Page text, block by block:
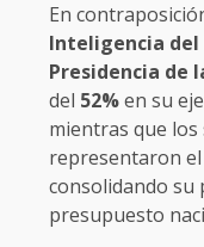
En
Inteligencia del
Presidencia de
del 52%en su
mientras que los
representaron el
consolidando su
presupuesto